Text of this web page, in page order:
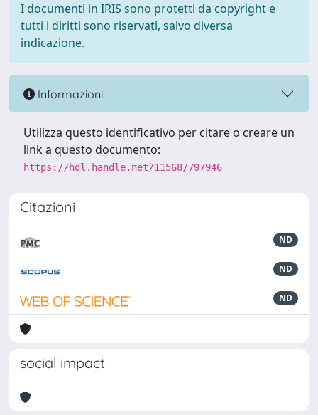
I documenti in IRIS sono protetti da copyright e
tutti i diritti sono riservati, salvo diversa
indicazione.
Informazioni
Utilizza questo identificativo per citare o creare un
link a questo documento:
https://hdl.handle.net/11568/797946
Citazioni
ND
ND
ND
social impact